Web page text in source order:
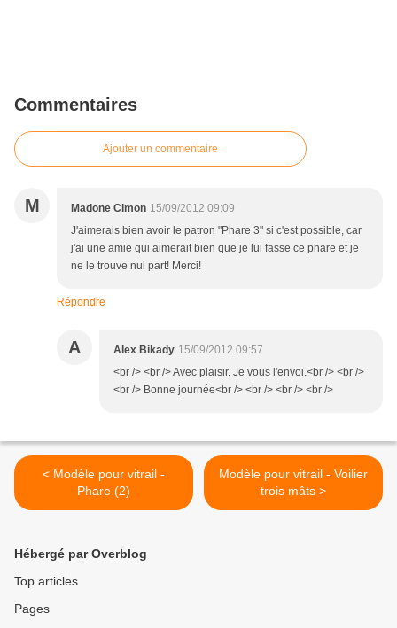
Commentaires
Ajouter un commentaire
M Madone Cimon 15/09/2012 09:09
J'aimerais bien avoir le patron "Phare 3" si c'est possible, car
j'ai une amie qui aimerait bien que je lui fasse ce phare et je
ne le trouve nul part! Merci!
Répondre
A Alex Bikady 15/09/2012 09:57
<br /> <br /> Avec plaisir. Je vous l'envoi.<br /> <br />
<br /> Bonne journée<br /> <br /> <br /> <br />
< Modèle pour vitrail -
Phare (2)
Modèle pour vitrail - Voilier
trois mâts >
Hébergé par Overblog
Top articles
Pages